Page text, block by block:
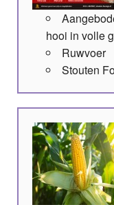
hooi in volle
Ruwvoer
Stouten